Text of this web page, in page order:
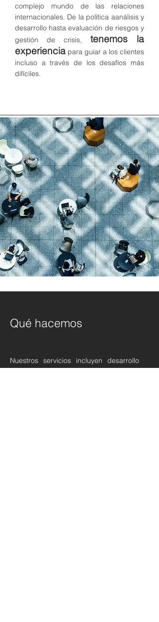
complejo mundo de las relaciones
internacionales. De la política aanálisis y
desarrollo hasta evaluación de riesgos y
gestión de crisis,
tenemos la
experiencia para guiar a los clientes
incluso a través de los desafíos más
difíciles.
Qué hacemos
Nuestros servicios incluyen desarrollo